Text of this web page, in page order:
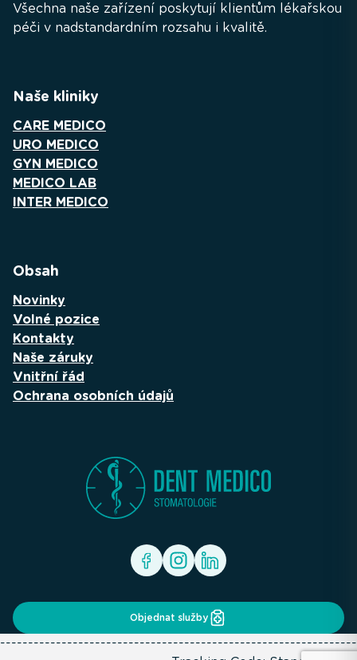
Všechna naše zařízení poskytují klientům lékařskou
péči v nadstandardním rozsahu i kvalitě.
Naše kliniky
CARE MEDICO
URO MEDICO
GYN MEDICO
MEDICO LAB
INTER MEDICO
Obsah
Novinky
Volné pozice
Kontakty
Naše záruky
Vnitřní řád
Ochrana osobních údajů
Objednat služby
----------------------------------------------------------------